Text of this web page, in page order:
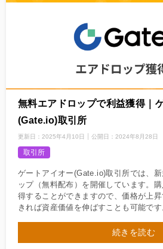
無料エアドロップで利益獲得｜
(Gate.io)取引所
更新日： 2025年4月10日 公開日： 2024年8月28日
取引所
ゲートアイオー(Gate.io)取引所では、
ップ（無料配布）を開催しています。
得することができますので、価格が上
きれば資産価値を伸ばすことも可能です
続きを読む